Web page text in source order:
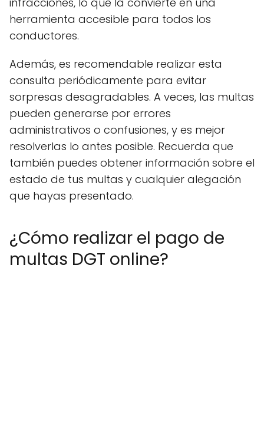
herramienta accesible para todos los
conductores.
Además, es recomendable realizar esta
consulta periódicamente para evitar
sorpresas desagradables. A veces, las multas
pueden generarse por errores
administrativos o confusiones, y es mejor
resolverlas lo antes posible. Recuerda que
también puedes obtener información sobre el
estado de tus multas y cualquier alegación
que hayas presentado.
¿Cómo realizar el pago de
multas DGT online?